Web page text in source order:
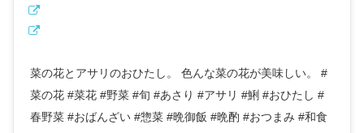
菜の花とアサリのおひたし。 色んな菜の花が美味しい。 #
菜の花 #菜花 #野菜 #旬 #あさり #アサリ #鯏 #おひたし #
春野菜 #おばんざい #惣菜 #晩御飯 #晩酌 #おつまみ #和食